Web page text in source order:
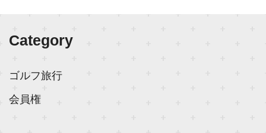
Category
ゴルフ旅行
会員権